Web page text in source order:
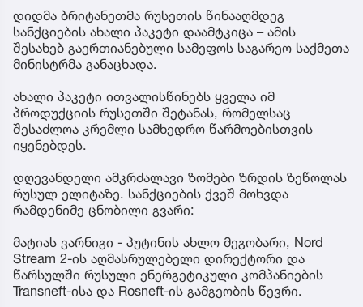
წინასწარმეტყველება
დიდმა ბრიტანეთმა რუსეთის წინააღმდეგ
სანქციების ახალი პაკეტი დაამტკიცა – ამის
შესახებ გაერთიანებული სამეფოს საგარეო საქმეთა
მინისტრმა განაცხადა.
ახალი პაკეტი ითვალისწინებს ყველა იმ
პროდუქციის რუსეთში შეტანას, რომელსაც
შესაძლოა კრემლი სამხედრო წარმოებისთვის
იყენებდეს.
დღევანდელი ამკრძალავი ზომები ზრდის ზეწოლას
რუსულ ელიტაზე. სანქციების ქვეშ მოხვდა
რამდენიმე ცნობილი გვარი:
მატიას ვარნიგი - პუტინის ახლო მეგობარი, Nord
Stream 2-ის აღმასრულებელი დირექტორი და
წარსულში რუსული ენერგეტიკული კომპანიების
Transneft-ისა და Rosneft-ის გამგეობის წევრი.